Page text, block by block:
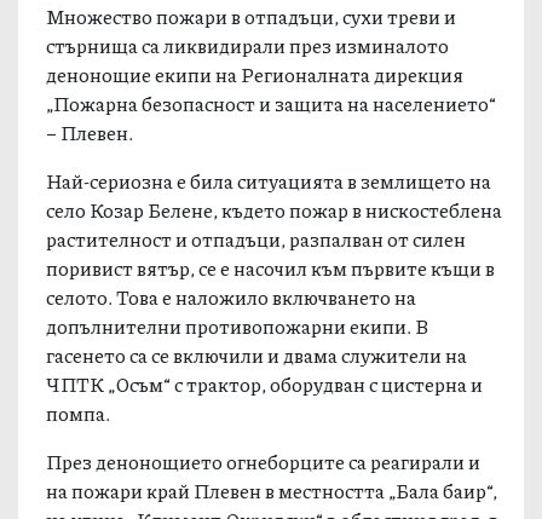
Множество пожари в отпадъци, сухи треви и
стърнища са ликвидирали през изминалото
денонощие екипи на Регионалната дирекция
„Пожарна безопасност и защита на населението“
– Плевен.
Най-сериозна е била ситуацията в землището на
село Козар Белене, където пожар в нискостеблена
растителност и отпадъци, разпалван от силен
поривист вятър, се е насочил към първите къщи в
селото. Това е наложило включването на
допълнителни противопожарни екипи. В
гасенето са се включили и двама служители на
ЧПТК „Осъм“ с трактор, оборудван с цистерна и
помпа.
През денонощието огнеборците са реагирали и
на пожари край Плевен в местността „Бала баир“,